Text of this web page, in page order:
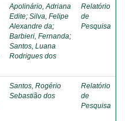
Apolinário, Adriana
Edite; Silva, Felipe
Alexandre da;
Barbieri, Fernanda;
Santos, Luana
Rodrigues dos
Relatório
de
Pesquisa
Santos, Rogério
Sebastião dos
Relatório
de
Pesquisa